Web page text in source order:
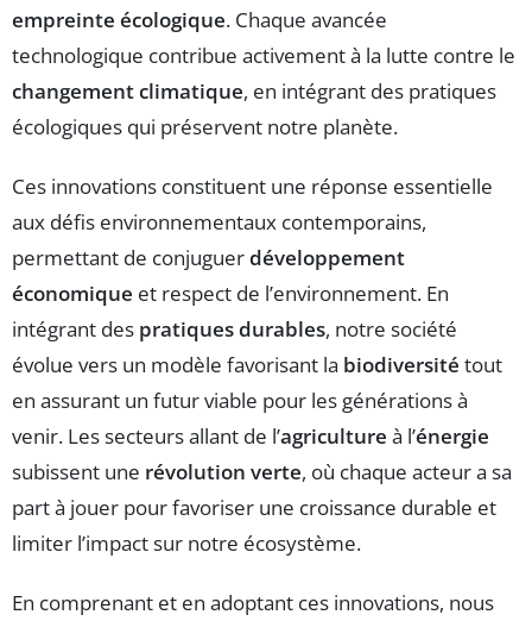
empreinte écologique. Chaque avancée
technologique contribue activement à la lutte contre le
changement climatique, en intégrant des pratiques
écologiques qui préservent notre planète.
Ces innovations constituent une réponse essentielle
aux défis environnementaux contemporains,
permettant de conjuguerdéveloppement
économique et respect de l’environnement. En
intégrant des pratiques durables, notre société
évolue vers un modèle favorisant la biodiversité tout
en assurant un futur viable pour les générations à
venir. Les secteurs allant de l’agriculture à l’énergie
subissent une révolution verte, où chaque acteur a sa
part à jouer pour favoriser une croissance durable et
limiter l’impact sur notre écosystème.
En comprenant et en adoptant ces innovations, nous